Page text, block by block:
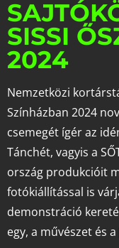
SISSI
2024
Nemzetközi
Színházban 2024
csemegét ígér az
Tánchét, vagyis a
ország produkcióit
fotókiállítással is
demonstráció
egy, a művészet és